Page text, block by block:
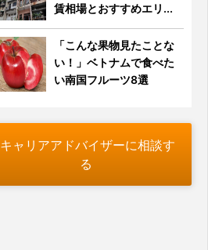
賃相場とおすすめエリ...
「こんな果物見たことな
い！」ベトナムで食べた
い南国フルーツ8選
キャリアアドバイザーに相談す
る